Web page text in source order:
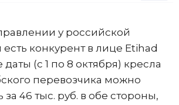
у российской
конкурент в лице Etihad
даты (с 1 по 8 октября) кресла
перевозчика можно
за 46 тыс. руб. в обе стороны,